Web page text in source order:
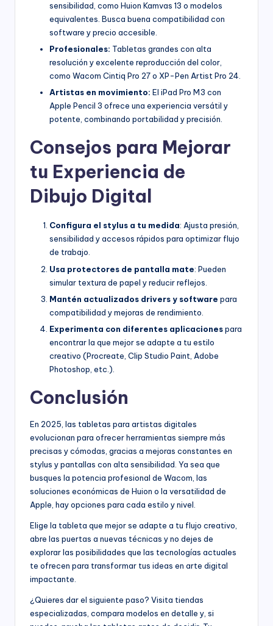
sensibilidad, como Huion Kamvas 13 o modelos
equivalentes. Busca buena compatibilidad con
software y precio accesible.
Profesionales: Tabletas grandes con alta
resolución y excelente reproducción del color,
como Wacom Cintiq Pro 27 o XP-Pen Artist Pro 24.
Artistas en movimiento: El iPad Pro M3 con
Apple Pencil 3 ofrece una experiencia versátil y
potente, combinando portabilidad y precisión.
Consejos para Mejorar
tu Experiencia de
Dibujo Digital
Configura el stylus a tu medida: Ajusta presión,
sensibilidad y accesos rápidos para optimizar flujo
de trabajo.
Usa protectores de pantalla mate: Pueden
simular textura de papel y reducir reflejos.
Mantén actualizados drivers y software para
compatibilidad y mejoras de rendimiento.
Experimenta con diferentes aplicacionespara
encontrar la que mejor se adapte a tu estilo
creativo (Procreate, Clip Studio Paint, Adobe
Photoshop, etc.).
Conclusión
En 2025, las tabletas para artistas digitales
evolucionan para ofrecer herramientas siempre más
precisas y cómodas, gracias a mejoras constantes en
stylus y pantallas con alta sensibilidad. Ya sea que
busques la potencia profesional de Wacom, las
soluciones económicas de Huion o la versatilidad de
Apple, hay opciones para cada estilo y nivel.
Elige la tableta que mejor se adapte a tu flujo creativo,
abre las puertas a nuevas técnicas y no dejes de
explorar las posibilidades que las tecnologías actuales
te ofrecen para transformar tus ideas en arte digital
impactante.
¿Quieres dar el siguiente paso? Visita tiendas
especializadas, compara modelos en detalle y, si